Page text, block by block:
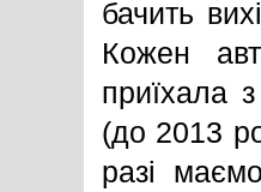
бачить
Кожен
приїхала
(до 2013
разі